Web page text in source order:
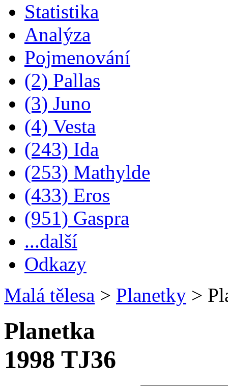
Statistika
Analýza
Pojmenování
(2) Pallas
(3) Juno
(4) Vesta
(243) Ida
(253) Mathylde
(433) Eros
(951) Gaspra
...další
Odkazy
Malá tělesa > Planetky >
Planetka
1998 TJ36